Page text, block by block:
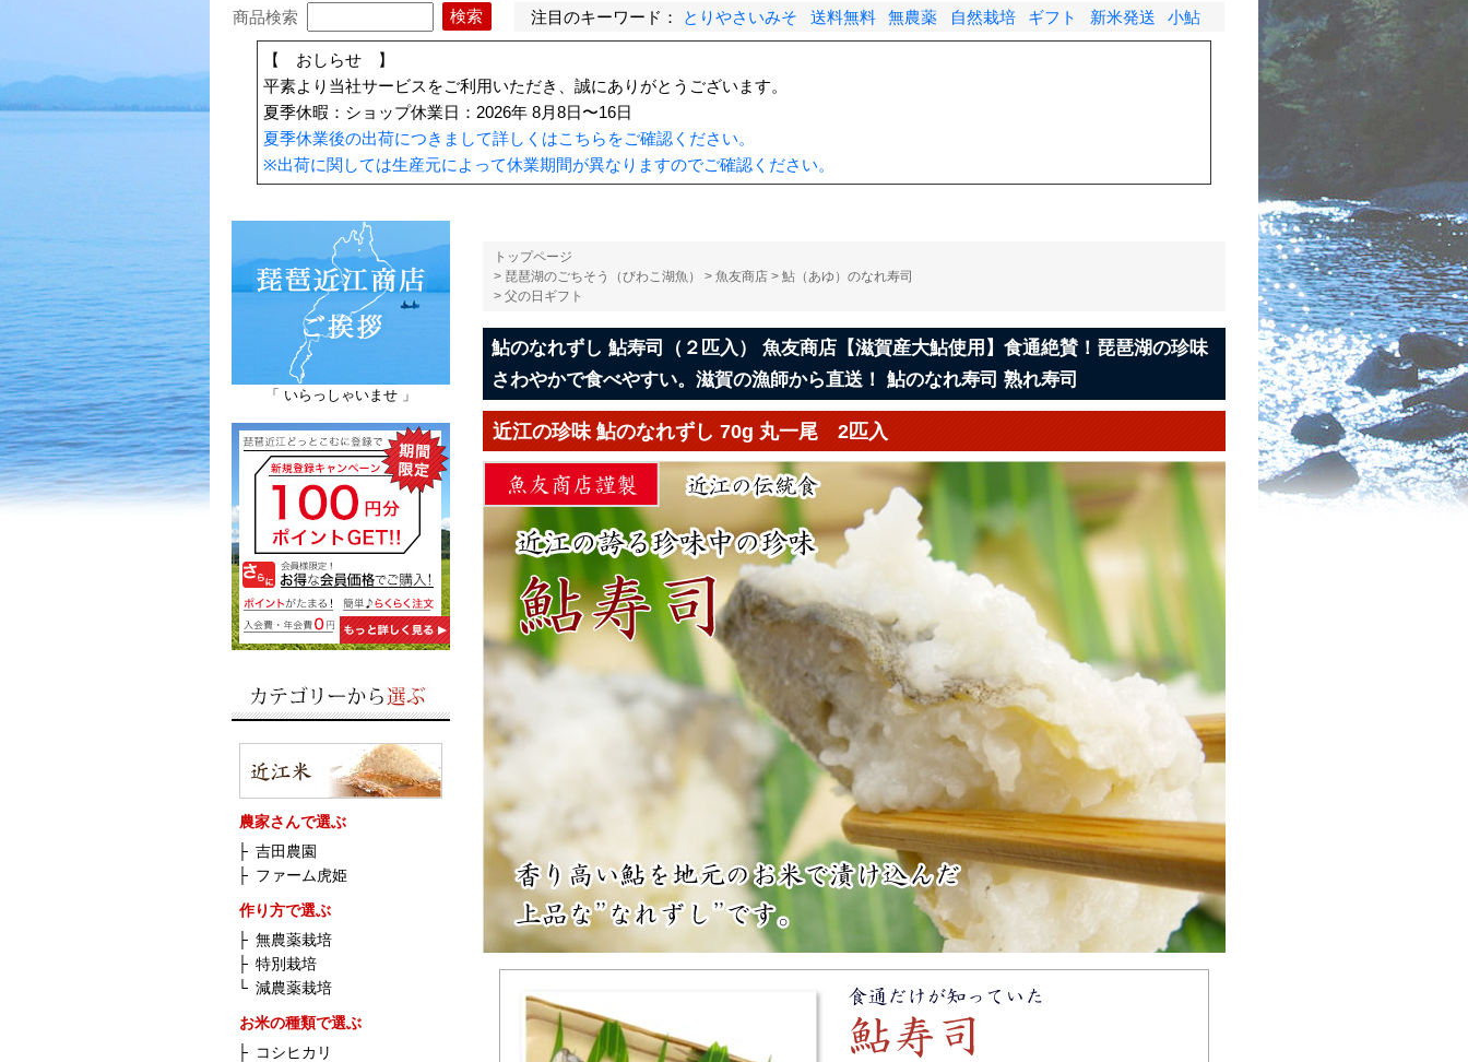
商品検索 注目のキーワード： とりやさいみそ 送料無料 無農薬 自然栽培 ギフト 新米発送 小鮎
【 おしらせ 】
平素より当社サービスをご利用いただき、誠にありがとうございます。
夏季休暇：ショップ休業日：2026年 8月8日〜16日
夏季休業後の出荷につきまして詳しくはこちらをご確認ください。
※出荷に関しては生産元によって休業期間が異なりますのでご確認ください。
「 いらっしゃいませ 」
農家さんで選ぶ
├ 吉田農園
├ ファーム虎姫
作り方で選ぶ
├ 無農薬栽培
├ 特別栽培
└ 減農薬栽培
お米の種類で選ぶ
├ コシヒカリ
トップページ
> 琵琶湖のごちそう（びわこ湖魚） > 魚友商店 > 鮎（あゆ）のなれ寿司
> 父の日ギフト
鮎のなれずし 鮎寿司（２匹入） 魚友商店【滋賀産大鮎使用】食通絶賛！琵琶湖の珍味
さわやかで食べやすい。滋賀の漁師から直送！ 鮎のなれ寿司 熟れ寿司
近江の珍味 鮎のなれずし 70g 丸一尾 2匹入